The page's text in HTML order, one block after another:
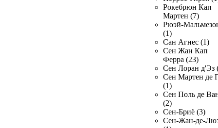
Рокебрюн Кап
Мартен (7)
Рюэй-
(1)
Сан Агнес (1)
Сен Жан Кап
Ферра (23)
Сен Лоран д'Эз
Сен Мартен де
(1)
Сен Поль де
(2)
Сен-Бриё (3)
Сен-Жан-де-